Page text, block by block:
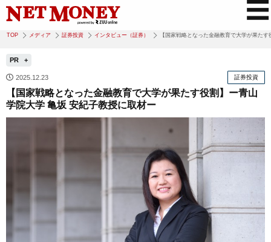
TOP メディア 証券投資 インタビュー（証券） 【国家戦略となった金融教育で大学が果た
PR
2025.12.23 証券投資
【国家戦略となった金融教育で大学が果たす役割】ー青山
学院大学 亀坂 安紀子教授に取材ー